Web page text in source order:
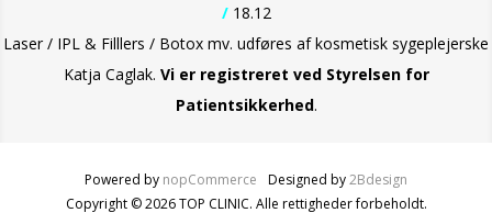
/18.12
Laser / IPL & Filllers / Botox mv. udføres af kosmetisk sygeplejerske
Katja Caglak. Vi er registreret ved Styrelsen for
Patientsikkerhed.
Powered by nopCommerce Designed by2Bdesign
Copyright © 2026 TOP CLINIC. Alle rettigheder forbeholdt.